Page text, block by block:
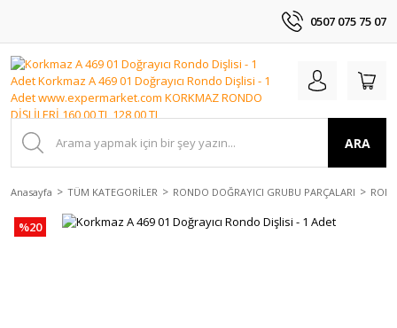
0507 075 75 07
ARA
Anasayfa TÜM KATEGORİLER RONDO DOĞRAYICI GRUBU PARÇALARI
%20